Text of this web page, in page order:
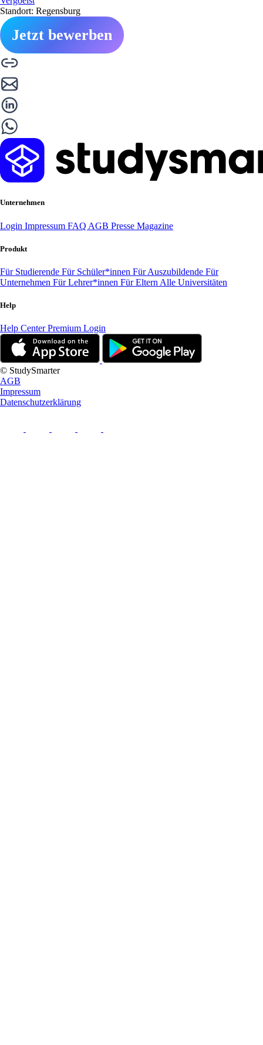
Standort: Regensburg
Jetzt bewerben
Unternehmen
Login Impressum FAQ AGB Presse Magazine
Produkt
Für Studierende Für Schüler*innen Für Auszubildende Für
Unternehmen Für Lehrer*innen Für Eltern Alle Universitäten
Help
Help CenterPremium Login
© StudySmarter
AGB
Impressum
Datenschutzerklärung